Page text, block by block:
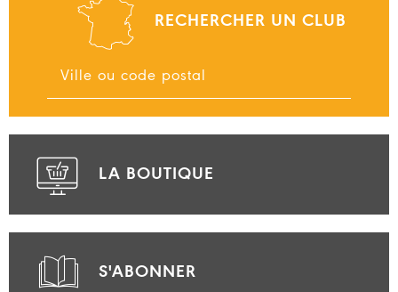
RECHERCHER UN CLUB
LA BOUTIQUE
S'ABONNER